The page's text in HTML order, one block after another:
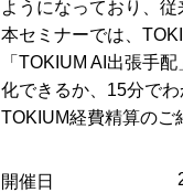
ようになっており、
本セミナーでは、
「TOKIUM AI出張手
化できるか、15分で
TOKIUM経費精算のご
開催日